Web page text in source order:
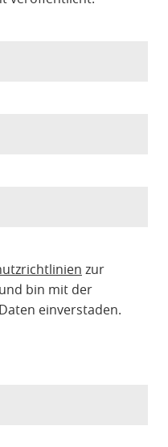
zur
bin mit der
einverstaden.